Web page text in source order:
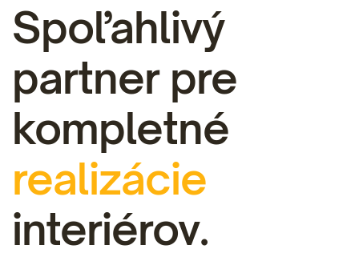
Spoľahlivý
partner pre
kompletné
realizácie
interiérov.